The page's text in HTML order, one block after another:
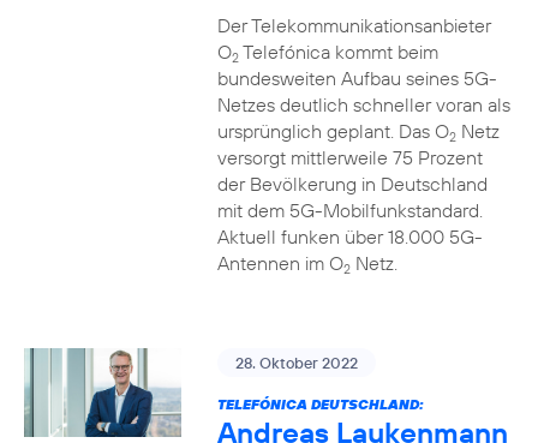
Der Telekommunikationsanbieter
O2Telefónica kommt beim
bundesweiten Aufbau seines 5G-
Netzes deutlich schneller voran als
ursprünglich geplant. Das O2Netz
versorgt mittlerweile 75 Prozent
der Bevölkerung in Deutschland
mit dem 5G-Mobilfunkstandard.
Aktuell funken über 18.000 5G-
Antennen im O2Netz.
28. Oktober 2022
TELEFÓNICA DEUTSCHLAND:
Andreas Laukenmann